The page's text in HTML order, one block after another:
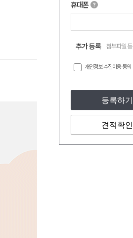
휴대폰
추가 등록 첨부파일 등
개인정보 수집이용 동의
등록하기
견적확인